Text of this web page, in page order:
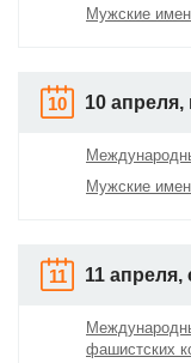
Мужские
10 10 апреля,
Мужские
11 11 апреля,
фашистских